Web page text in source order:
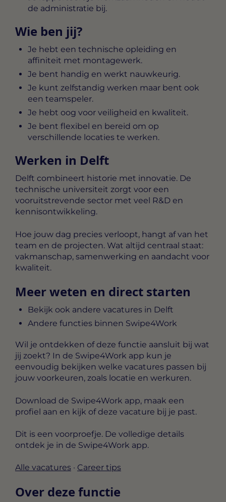
de administratie bij.
Wie ben jij?
Je hebt een technische opleiding en
affiniteit met montagewerk.
Je bent handig en werkt nauwkeurig.
Je kunt zelfstandig werken maar bent ook
een teamspeler.
Je hebt oog voor veiligheid en kwaliteit.
Je bent flexibel en bereid om op
verschillende locaties te werken.
Werken in Delft
Delft combineert historie met innovatie. De
technische universiteit zorgt voor een
vooruitstrevende sector met veel R&D en
kennisontwikkeling.
Hoe jouw dag precies verloopt, hangt af van het
team en de projecten. Wat altijd centraal staat:
vakmanschap, samenwerking en aandacht voor
kwaliteit.
Meer weten en direct starten
Bekijk ook andere vacatures in Delft
Andere functies binnen Swipe4Work
Wil je ontdekken of deze functie aansluit bij wat
jij zoekt? In de Swipe4Work app kun je
eenvoudig bekijken welke vacatures passen bij
jouw voorkeuren, zoals locatie en werkuren.
Download de Swipe4Work app, maak een
profiel aan en kijk of deze vacature bij je past.
Dit is een voorproefje. De volledige details
ontdek je in de Swipe4Work app.
Alle vacatures · Career tips
Over deze functie